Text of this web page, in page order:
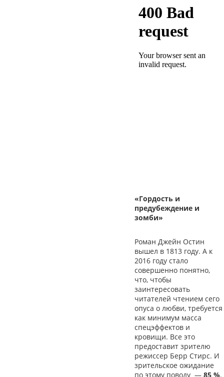
«Гордость и
предубеждение и
зомби»
Роман Джейн Остин
вышел в 1813 году. А к
2016 году стало
совершенно понятно,
что, чтобы
заинтересовать
читателей чтением сего
опуса о любви, требуется
как минимум масса
спецэффектов и
кровищи. Все это
предоставит зрителю
режиссер Берр Стирс. И
зрительское ожидание
по этому поводу — 85 %.